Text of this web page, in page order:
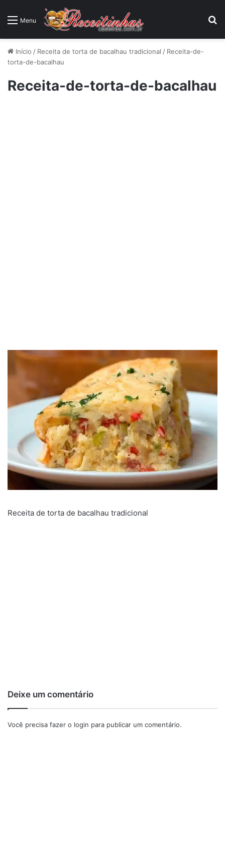
Menu
Início / Receita de torta de bacalhau tradicional / Receita-de-
torta-de-bacalhau
Receita-de-torta-de-bacalhau
Receita de torta de bacalhau tradicional
Deixe um comentário
Você precisa fazer o login para publicar um comentário.